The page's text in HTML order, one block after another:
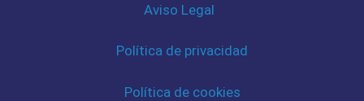
Aviso Legal
Política de privacidad
Política de cookies